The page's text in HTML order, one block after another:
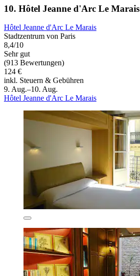
10. Hôtel Jeanne d'Arc Le Marais
Hôtel Jeanne d'Arc Le Marais
Stadtzentrum von Paris
8,4/10
Sehr gut
(913 Bewertungen)
124 €
inkl. Steuern & Gebühren
9. Aug.–10. Aug.
Hôtel Jeanne d'Arc Le Marais